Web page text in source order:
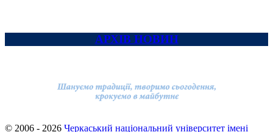
АРХІВ НОВИН
© 2006 - 2026 Черкаський національний університет імені